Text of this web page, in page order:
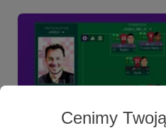
Cenimy